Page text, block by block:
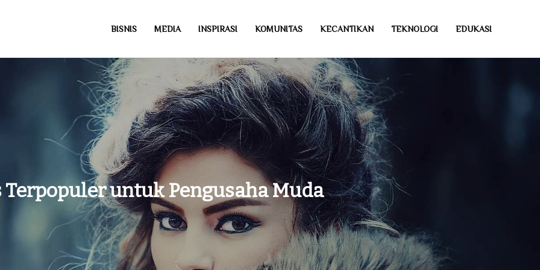
BISNIS MEDIA INSPIRASI KOMUNITAS KECANTIKAN TEKNOLOGI EDUKASI
Terpopuler untuk Pengusaha Muda